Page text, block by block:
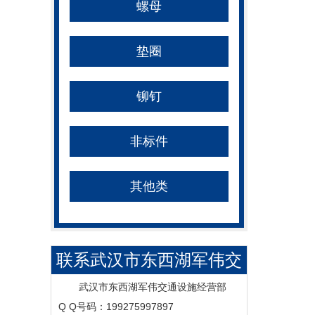
螺母
垫圈
铆钉
非标件
其他类
联系武汉市东西湖军伟交
通设施经营部--优质交通
武汉市东西湖军伟交通设施经营部
Q Q号码：199275997897